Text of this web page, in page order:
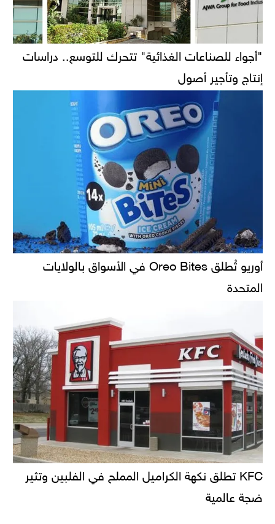
"أجواء للصناعات الغذائية" تتحرك للتوسع.. دراسات
إنتاج وتأجير أصول
أوريو تُطلق Oreo Bites في الأسواق بالولايات
المتحدة
KFC تطلق نكهة الكراميل المملح في الفلبين وتثير
ضجة عالمية